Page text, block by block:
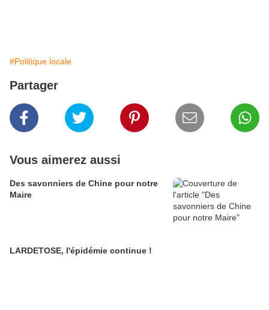
#Politique locale
Partager
Vous aimerez aussi
Des savonniers de Chine pour notre
Maire
LARDETOSE, l'épidémie continue !